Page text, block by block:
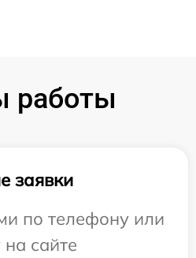
работы
заявки
по телефону или
на сайте